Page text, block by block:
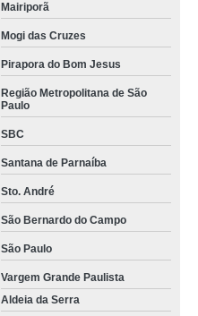
Mairiporã
Mogi das Cruzes
Pirapora do Bom Jesus
Região Metropolitana de São
Paulo
SBC
Santana de Parnaíba
Sto. André
São Bernardo do Campo
São Paulo
Vargem Grande Paulista
Aldeia da Serra